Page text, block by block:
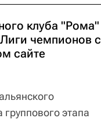
клуба "Рома"
Лиги чемпионов с
сайте
группового этапа